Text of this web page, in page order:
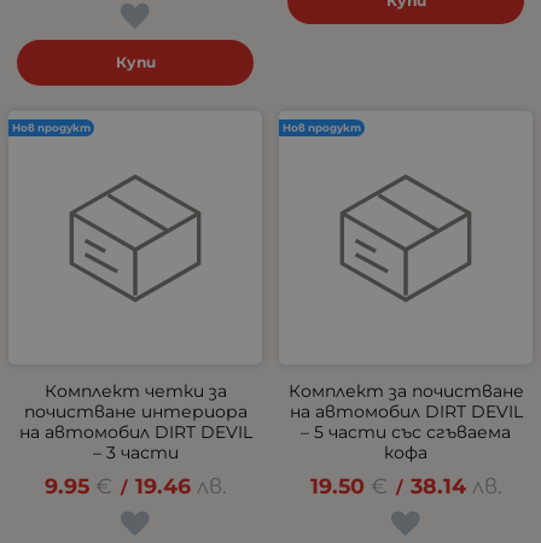
Купи
Комплект четки за
почистване интериора
на автомобил DIRT DEVIL
– 3 части
9.95 € / 19.46 лв.
Нов продукт
Комплект за почистване
на автомобил DIRT DEVIL
– 5 части със сгъваема
кофа
19.50 € / 38.14 лв.
Нов продукт